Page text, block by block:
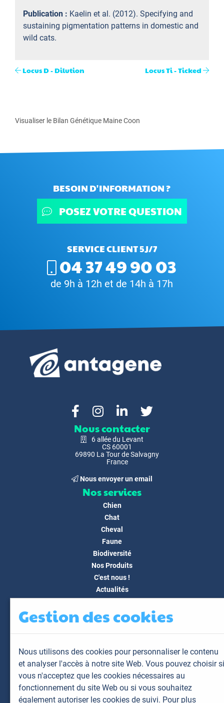
Publication : Kaelin et al. (2012). Specifying and
sustaining pigmentation patterns in domestic and
wild cats.
Locus D - Dilution Locus Ti - Ticked
Visualiser le Bilan Génétique Maine Coon
BESOIN D'INFORMATION ?
POSEZ VOTRE QUESTION
SERVICE CLIENT 5J/7
04 37 49 90 03
de 9h à 12h et de 14h à 17h
Nous contacter
6 allée du Levant
CS 60001
69890 La Tour de Salvagny
France
Nous envoyer un email
Nos services
Chien
Chat
Cheval
Faune
Biodiversité
Nos Produits
C'est nous !
Actualités
FAQ
Mon espace
Mes animaux
Mes résultats
Mes commandes
Mes factures
Gestion des cookies
Nous utilisons des cookies pour personnaliser le contenu
et analyser l'accès à notre site Web. Vous pouvez choisir si
vous n'acceptez que les cookies nécessaires au
fonctionnement du site Web ou si vous souhaitez
également autoriser les cookies de suivi. Pour plus